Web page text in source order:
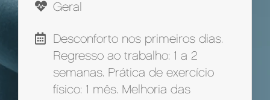
Geral
Desconforto nos primeiros dias.
Regresso ao trabalho: 1 a 2
semanas. Prática de exercício
físico: 1 mês. Melhoria das